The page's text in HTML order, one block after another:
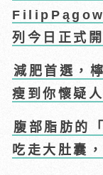
列今日正式開
減肥首選，
瘦到你懷疑
腹部脂肪的
吃走大肚囊